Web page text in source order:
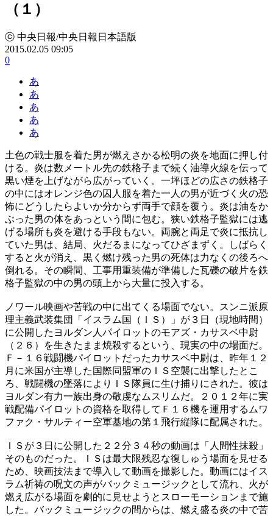
（１）
ⓒ 中央日報/中央日報日本語版
2015.02.05 09:05
0
あ
あ
あ
あ
あ
土色の戦士服を着た男が燃えさかる松明の炎を地面に押し付
ける。炎は数メートル先の鉄格子まで続く油導火線を伝って
黒い煙を上げながら広がっていく。一坪ほどの広さの鉄格子
の中にはオレンジ色の囚人服を着た一人の男が近づく火の恐
怖にどうしたらよいか分からず両手で顔を覆う。炎は油をか
ぶった男の体をあっという間に包む。狭い鉄格子監獄には逃
げる場所も炎を避ける手段もない。両腕と両足で炎に抵抗し
ていた男は、結局、火だるまになってひざまずく。しばらく
すると火が消え、黒く燃け残った男の死体は力なくの後ろへ
倒れる。その瞬間、工事用重装備が準備した瓦礫の破片を鉄
格子監獄の中の男の頭上から大量に投入する。
ノワール映画や苦戦の中に出てくる場面でない。スンニ派原
理主義武装集団「イスラム国（ＩＳ）」が３日（現地時間）
に公開したヨルダン人パイロットのモアズ・カサスベ中尉
（２６）を生きたまま焼殺するという、現実の中の場面だ。
Ｆ－１６戦闘機パイロットだったカサスベ中尉は、昨年１２
月に米国が主導した国際同盟軍のＩＳ空襲に出撃したとこ
ろ、戦闘機の墜落によりＩＳ隊員に生け捕りにされた。彼は
ヨルダン有力一族出身の敬虔なムスリムだ。２０１２年に実
戦配備パイロットの資格を取得してＦ１６機を運用するムワ
ファク・サルティー空軍基地の第１飛行縦隊に配属された。
ＩＳが３日に公開した２２分３４秒の動画は「人間性抹殺」
そのものだった。ＩＳは最大限残忍な復しゅう場面を見せる
ため、映画技法まで導入して動画を撮影した。動画にはイス
ラム祈祷の呪文の声がバックミュージックとして流れ、火が
燃え広がる場面を劇的に見せようとスローモーションまで施
した。バックミュージックの間からは、燃え盛る炎の中で苦